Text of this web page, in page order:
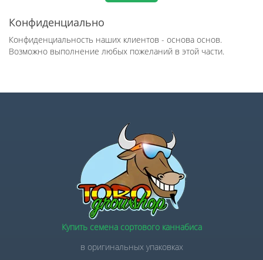
Конфиденциально
Конфиденциальность наших клиентов - основа основ.
Возможно выполнение любых пожеланий в этой части.
Купить семена сортового каннабиса
в оригинальных упаковках